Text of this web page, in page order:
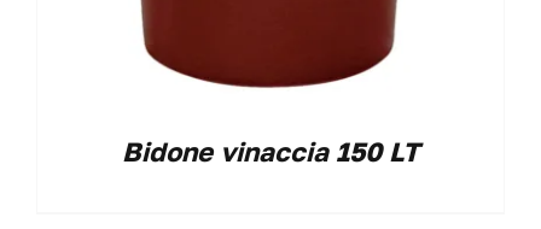
Bidone vinaccia 150 LT